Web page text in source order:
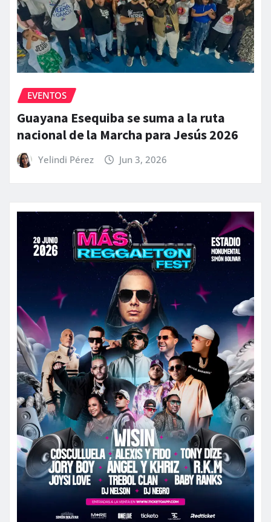
EVENTOS
Guayana Esequiba se suma a la ruta
nacional de la Marcha para Jesús 2026
Yelindi Pérez Jun 3, 2026